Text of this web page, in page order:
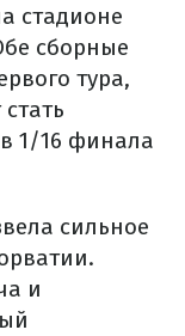
стадионе
сборные
тура,
1/16 финала
сильное
и